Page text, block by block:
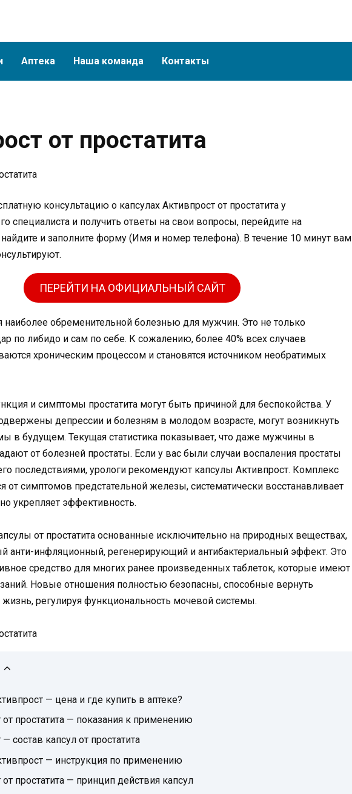
Аптека Наша команда Контакты
от простатита
консультацию о капсулах Активпрост от простатита у
специалиста и получить ответы на свои вопросы, перейдите на
и заполните форму (Имя и номер телефона). В течение 10 минут вам
ПЕРЕЙТИ НА ОФИЦИАЛЬНЫЙ САЙТ
наиболее обременительной болезнью для мужчин. Это не только
по либидо и сам по себе. К сожалению, более 40% всех случаев
хроническим процессом и становятся источником необратимых
и симптомы простатита могут быть причиной для беспокойства. У
депрессии и болезням в молодом возрасте, могут возникнуть
в будущем. Текущая статистика показывает, что даже мужчины в
от болезней простаты. Если у вас были случаи воспаления простаты
последствиями, урологи рекомендуют капсулы Активпрост. Комплекс
от симптомов предстательной железы, систематически восстанавливает
укрепляет эффективность.
от простатита основанные исключительно на природных веществах,
анти-инфляционный, регенерирующий и антибактериальный эффект. Это
средство для многих ранее произведенных таблеток, которые имеют
Новые отношения полностью безопасны, способные вернуть
регулируя функциональность мочевой системы.
— цена и где купить в аптеке?
от простатита — показания к применению
состав капсул от простатита
— инструкция по применению
простатита — принцип действия капсул